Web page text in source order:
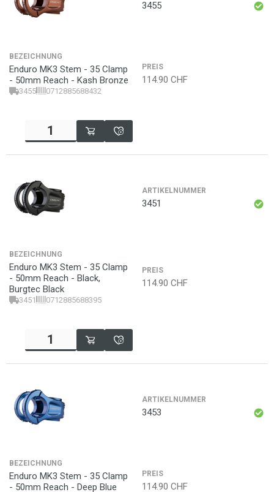
3455
BEZEICHNUNG
Enduro MK3 Stem - 35 Clamp
- 50mm Reach - Kash Bronze
3455 0712885688432
PREIS
114.90 CHF
ARTIKELNUMMER
3451
BEZEICHNUNG
Enduro MK3 Stem - 35 Clamp
- 50mm Reach - Black,
Burgtec Black
3451 0712885688395
PREIS
114.90 CHF
ARTIKELNUMMER
3453
BEZEICHNUNG
Enduro MK3 Stem - 35 Clamp
- 50mm Reach - Deep Blue
PREIS
114.90 CHF